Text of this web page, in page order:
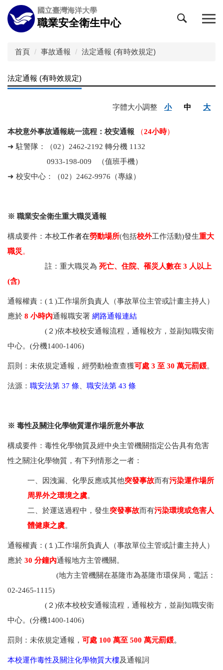
跳
到
主
區
國立臺灣海洋大學
職業安全衛生中心
首頁 事故通報 法定通報 (有時效規定)
法定通報 (有時效規定)
字體大小調整 小 中 大
本校意外事故通報統一流程：校安通報 （24小時）
➜ 駐警隊： （02） 2462-2192 轉分機 1132
0933-198-009
（值班手機）
➜ 校安中心：
（02） 2462-9976 （專線）
※ 職業安全衛生重大職災通報
構成要件：本校工作者在勞動場所(包括校外工作活動)發生重大
職災。
註：重大職災為 死亡、住院、罹災人數在 3 人以上
(含)
通報權責：(１)工作場所負責人（事故單位主管或計畫主持人）
應於 8 小時內通報職安署 網路通報連結
(２)依本校校安通報流程，通報校方，並副知職安衛
中心。(分機1400-1406)
罰則：未依規定通報，經勞動檢查查獲可處 3 至 30 萬元罰鍰。
法源： 職安法第 37 條 職安法第 43 條
※ 毒性及關注化學物質運作場所意外事故
構成要件：毒性化學物質及經中央主管機關指定公告具有危害
性之關注化學物質，有下列情形之一者：
一、因洩漏、化學反應或其他突發事故而有污染運作場所
周界外之環境之虞。
二、於運送過程中，發生突發事故而有污染環境或危害人
體健康之虞。
通報權責： (１)工作場所負責人 （事故單位主管或計畫主持人）
應於 30 分鐘內通報地方主管機關。
(地方主管機關在基隆市為基隆市環保局，電話：
02-2465-1115)
(２)依本校校安通報流程，通報校方，並副知職安衛
中心。 (分機1400-1406)
罰則： 未依規定通報， 可處 100 萬至 500 萬元罰鍰。
本校運作毒性及關注化學物質大樓及通報詞